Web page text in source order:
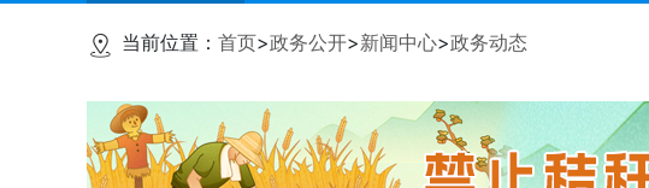
当前位置： 首页>政务公开>新闻中心>政务动态